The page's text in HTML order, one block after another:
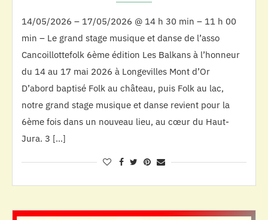
14/05/2026 – 17/05/2026 @ 14 h 30 min – 11 h 00
min – Le grand stage musique et danse de l’asso
Cancoillottefolk 6ème édition Les Balkans à l’honneur
du 14 au 17 mai 2026 à Longevilles Mont d’Or
D’abord baptisé Folk au château, puis Folk au lac,
notre grand stage musique et danse revient pour la
6ème fois dans un nouveau lieu, au cœur du Haut-
Jura. 3 […]